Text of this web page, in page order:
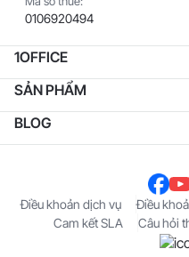
0106920494
1OFFICE
SẢN PHẨM
BLOG
Điều khoản dịch vụ Điều
Cam kết SLA
Câu hỏi